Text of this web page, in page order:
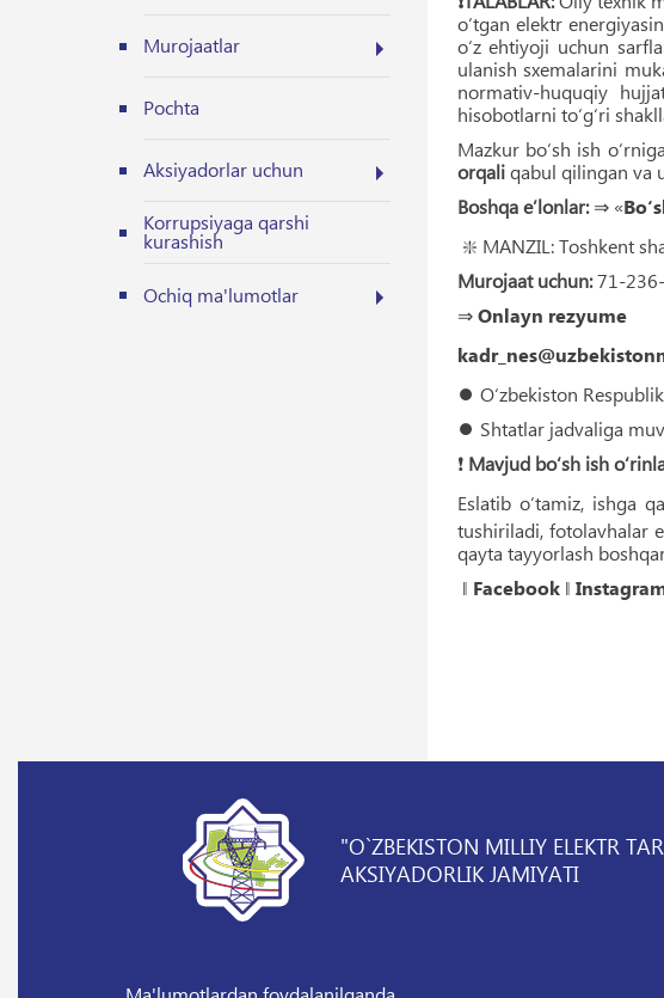
Murojaatlar
Pochta
Aksiyadorlar uchun
Korrupsiyaga qarshi
kurashish
Ochiq ma'lumotlar
o‘tgan elektr
o‘z ehtiyoji uchun
ulanish sxemalarini
normativ-huquqiy
hisobotlarni to‘g‘ri
Mazkur bo‘sh ish
orqaliqabul qilingan va
Boshqa e’lonlar:⇒ «
❇️ MANZIL: Toshkent
Murojaat uchun:71-
⇒Onlayn rezyume
⏺️ O‘zbekiston
⏺️ Shtatlar jadvaliga
❗️ Mavjud bo‘sh ish
Eslatib o‘tamiz, ishga
tushiriladi, fotolavhalar
qayta tayyorlash
‖ Facebook‖
"O`ZBEKISTON MILLIY ELEKTR
AKSIYADORLIK JAMIYATI